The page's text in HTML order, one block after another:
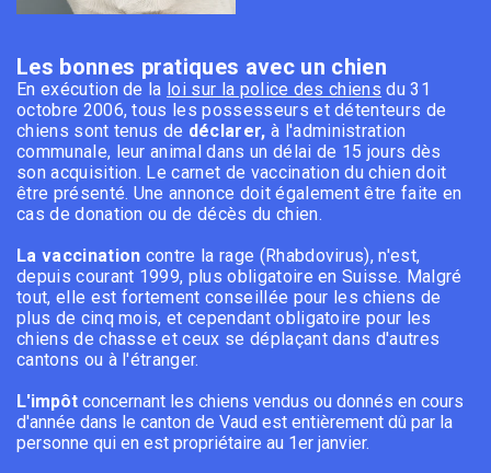
Les bonnes pratiques avec un chien
En exécution de la loi sur la police des chiens du 31
octobre 2006, tous les possesseurs et détenteurs de
chiens sont tenus de déclarer, à l'administration
communale, leur animal dans un délai de 15 jours dès
son acquisition. Le carnet de vaccination du chien doit
être présenté. Une annonce doit également être faite en
cas de donation ou de décès du chien.
La vaccination contre la rage (Rhabdovirus), n'est,
depuis courant 1999, plus obligatoire en Suisse. Malgré
tout, elle est fortement conseillée pour les chiens de
plus de cinq mois, et cependant obligatoire pour les
chiens de chasse et ceux se déplaçant dans d'autres
cantons ou à l'étranger.
L'impôt concernant les chiens vendus ou donnés en cours
d'année dans le canton de Vaud est entièrement dû par la
personne qui en est propriétaire au 1er janvier.